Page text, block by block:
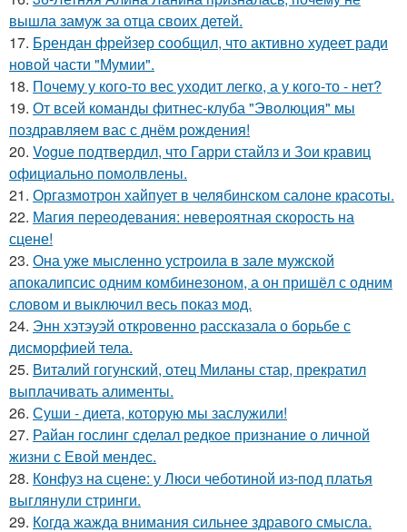
вышла замуж за отца своих детей.
17. Брендан фрейзер сообщил, что активно худеет ради
новой части "Мумии".
18. Почему у кого-то вес уходит легко, а у кого-то - нет?
19. От всей команды фитнес-клуба "Эволюция" мы
поздравляем вас с днём рождения!
20. Vogue подтвердил, что Гарри стайлз и Зои кравиц
официально помолвлены.
21. Оргазмотрон хайпует в челябинском салоне красоты.
22. Магия переодевания: невероятная скорость на
сцене!
23. Она уже мысленно устроила в зале мужской
апокалипсис одним комбинезоном, а он пришёл с одним
словом и выключил весь показ мод.
24. Энн хэтэуэй откровенно рассказала о борьбе с
дисморфией тела.
25. Виталий гогунский, отец Миланы стар, прекратил
выплачивать алименты.
26. Суши - диета, которую мы заслужили!
27. Райан гослинг сделал редкое признание о личной
жизни с Евой мендес.
28. Конфуз на сцене: у Люси чеботиной из-под платья
выглянули стринги.
29. Когда жажда внимания сильнее здравого смысла.